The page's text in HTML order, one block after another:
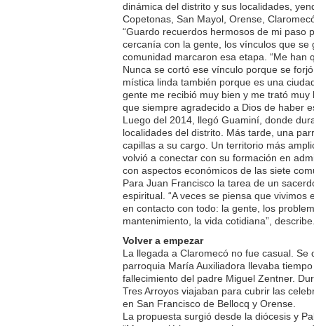
dinámica del distrito y sus localidades,
Copetonas, San Mayol, Orense,
“Guardo recuerdos hermosos de mi paso
cercanía con la gente, los vínculos que se
comunidad marcaron esa etapa. “Me han
Nunca se cortó ese vínculo porque se
mística linda también porque es una
gente me recibió muy bien y me trató
que siempre agradecido a Dios de haber
Luego del 2014, llegó Guaminí, donde
localidades del distrito. Más tarde, una
capillas a su cargo. Un territorio más
volvió a conectar con su formación en
con aspectos económicos de las siete
Para Juan Francisco la tarea de un
espiritual. “A veces se piensa que
en contacto con todo: la gente, los
mantenimiento, la vida cotidiana”,
Volver a empezar
La llegada a Claromecó no fue casual.
parroquia María Auxiliadora llevaba
fallecimiento del padre Miguel Zentner.
Tres Arroyos viajaban para cubrir las
en San Francisco de Bellocq y Orense.
La propuesta surgió desde la diócesis y